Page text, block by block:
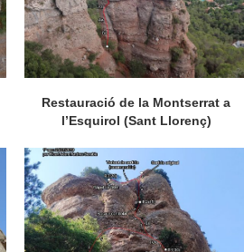
Restauració de la Montserrat a
l’Esquirol (Sant Llorenç)